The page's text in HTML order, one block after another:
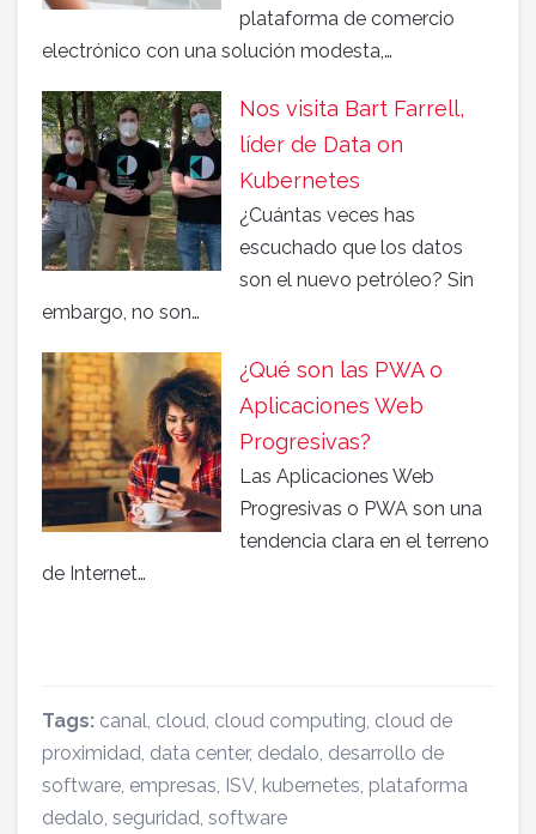
plataforma de comercio
electrónico con una solución modesta,…
Nos visita Bart Farrell,
líder de Data on
Kubernetes
¿Cuántas veces has
escuchado que los datos
son el nuevo petróleo? Sin
embargo, no son…
¿Qué son las PWA o
Aplicaciones Web
Progresivas?
Las Aplicaciones Web
Progresivas o PWA son una
tendencia clara en el terreno
de Internet…
Tags: canal, cloud, cloud computing, cloud de
proximidad, data center, dedalo, desarrollo de
software, empresas, ISV, kubernetes, plataforma
dedalo, seguridad, software